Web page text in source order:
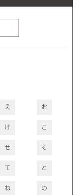
え お
け こ
せ そ
て と
ね の